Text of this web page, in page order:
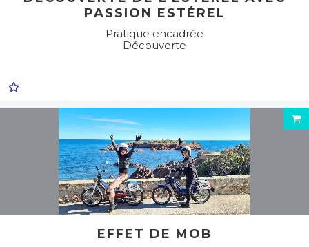
PASSION ESTÉREL
Pratique encadrée
Découverte
EFFET DE MOB